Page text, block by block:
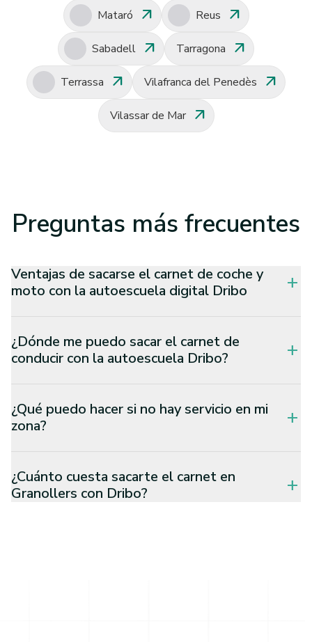
Mataró arrow_outward Reus arrow_outward
Sabadell arrow_outward Tarragona arrow_outward
Terrassa arrow_outward Vilafranca del Penedès arrow_outward
Vilassar de Mar arrow_outward
Preguntas más frecuentes
Ventajas de sacarse el carnet de coche y
moto con la autoescuela digital Dribo
add
¿Dónde me puedo sacar el carnet de
conducir con la autoescuela Dribo?
add
¿Qué puedo hacer si no hay servicio en mi
zona?
add
¿Cuánto cuesta sacarte el carnet en
Granollers con Dribo?
add